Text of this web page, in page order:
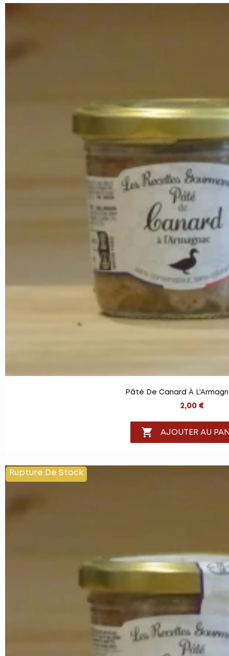
Pâté De Canard À
2,00 €
 AJOUTER AU
Rupture De Stock